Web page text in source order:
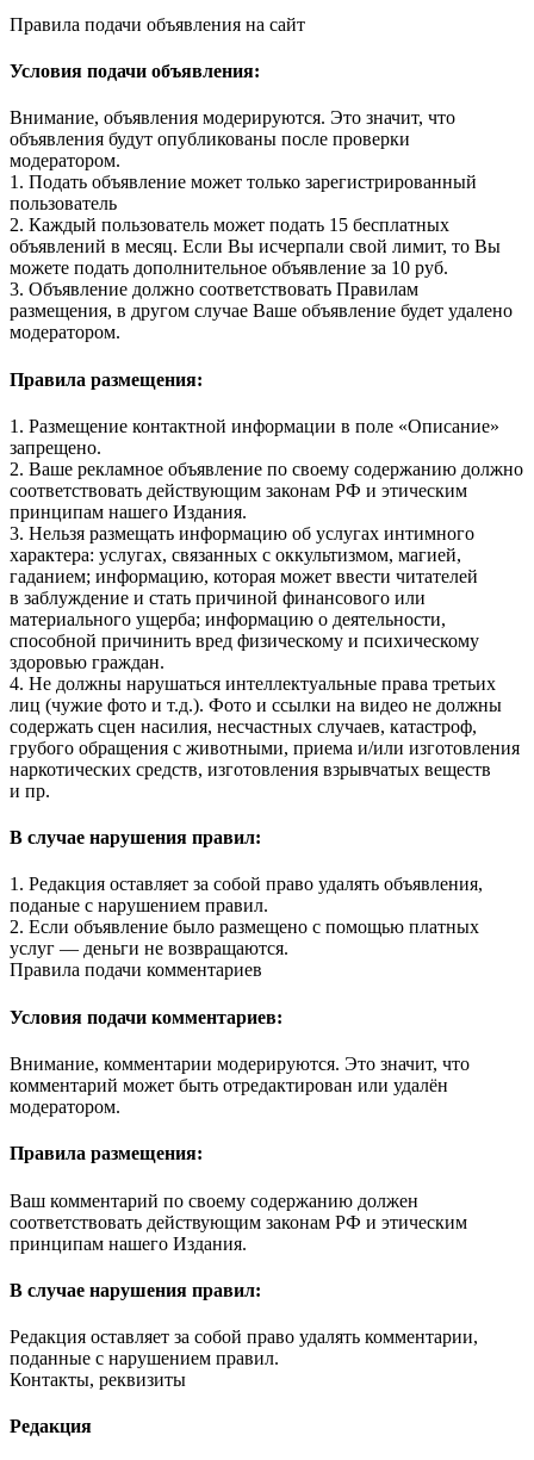
Правила подачи объявления на сайт
Условия подачи объявления:
Внимание, объявления модерируются. Это значит, что
объявления будут опубликованы после проверки
модератором.
1. Подать объявление может только зарегистрированный
пользователь
2. Каждый пользователь может подать 15 бесплатных
объявлений в месяц. Если Вы исчерпали свой лимит, то Вы
можете подать дополнительное объявление за 10 руб.
3. Объявление должно соответствовать Правилам
размещения, в другом случае Ваше объявление будет удалено
модератором.
Правила размещения:
1. Размещение контактной информации в поле «Описание»
запрещено.
2. Ваше рекламное объявление по своему содержанию должно
соответствовать действующим законам РФ и этическим
принципам нашего Издания.
3. Нельзя размещать информацию об услугах интимного
характера: услугах, связанных с оккультизмом, магией,
гаданием; информацию, которая может ввести читателей
в заблуждение и стать причиной финансового или
материального ущерба; информацию о деятельности,
способной причинить вред физическому и психическому
здоровью граждан.
4. Не должны нарушаться интеллектуальные права третьих
лиц (чужие фото и т.д.). Фото и ссылки на видео не должны
содержать сцен насилия, несчастных случаев, катастроф,
грубого обращения с животными, приема и/или изготовления
наркотических средств, изготовления взрывчатых веществ
и пр.
В случае нарушения правил:
1. Редакция оставляет за собой право удалять объявления,
поданые с нарушением правил.
2. Если объявление было размещено с помощью платных
услуг — деньги не возвращаются.
Правила подачи комментариев
Условия подачи комментариев:
Внимание, комментарии модерируются. Это значит, что
комментарий может быть отредактирован или удалён
модератором.
Правила размещения:
Ваш комментарий по своему содержанию должен
соответствовать действующим законам РФ и этическим
принципам нашего Издания.
В случае нарушения правил:
Редакция оставляет за собой право удалять комментарии,
поданные с нарушением правил.
Контакты, реквизиты
Редакция